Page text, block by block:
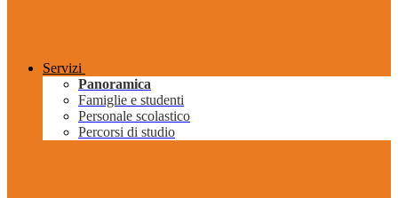
Servizi
Panoramica
Famiglie e studenti
Personale scolastico
Percorsi di studio